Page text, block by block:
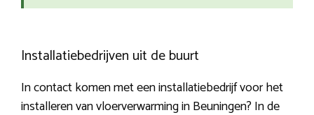
Installatiebedrijven uit de buurt
In contact komen met een installatiebedrijf voor het
installeren van vloerverwarming in Beuningen? In de